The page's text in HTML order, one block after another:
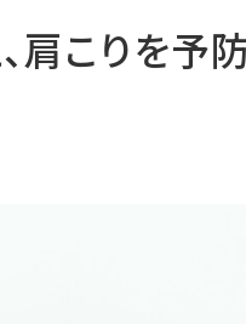
肩こりを予